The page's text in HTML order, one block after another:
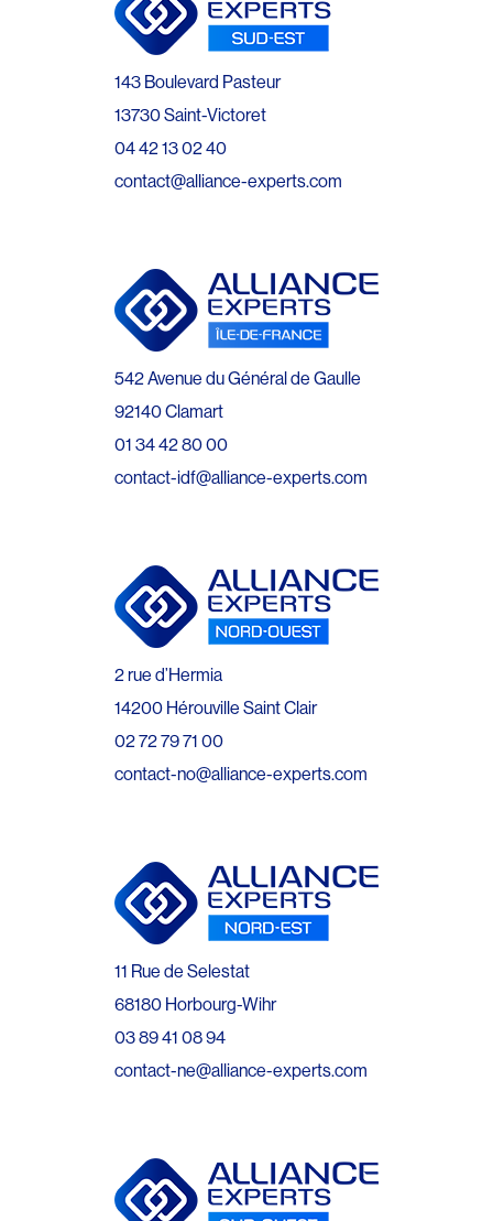
143 Boulevard Pasteur
13730 Saint-Victoret
04 42 13 02 40
contact@alliance-experts.com
542 Avenue du Général de Gaulle
92140 Clamart
01 34 42 80 00
contact-idf@alliance-experts.com
2 rue d’Hermia
14200 Hérouville Saint Clair
02 72 79 71 00
contact-no@alliance-experts.com
11 Rue de Selestat
68180 Horbourg-Wihr
03 89 41 08 94
contact-ne@alliance-experts.com